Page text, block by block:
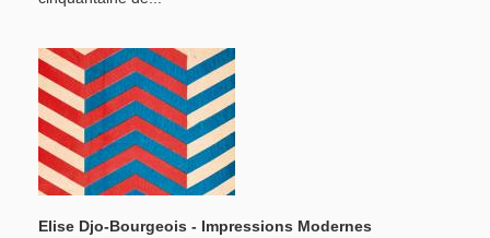
Elise Djo-Bourgeois - Impressions Modernes